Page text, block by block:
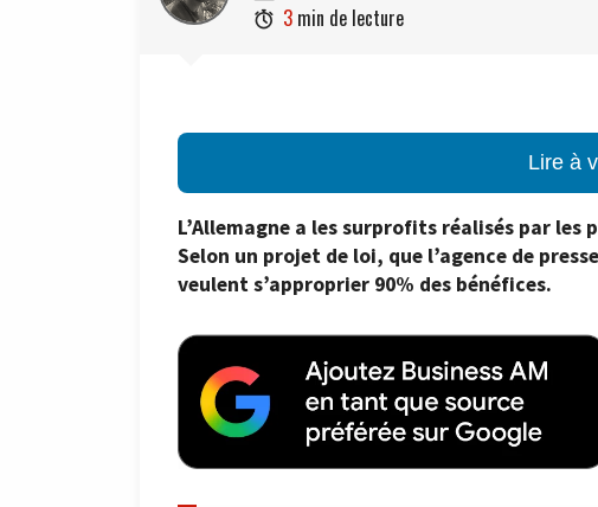
 3 min de lecture
Lire à
L’Allemagne a les surprofits réalisés par les
Selon un projet de loi, que l’agence de presse
veulent s’approprier 90% des bénéfices.